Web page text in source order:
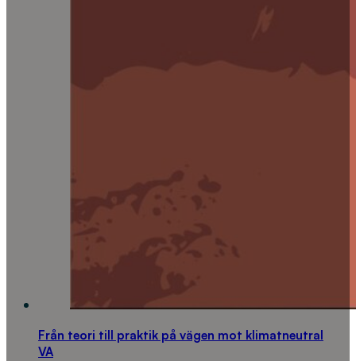
Från teori till praktik på vägen mot klimatneutral
VA